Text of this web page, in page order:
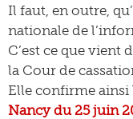
Il faut, en outre,
nationale de
C’est ce que vient
la Cour de
Elle confirme ainsi
Nancy du 25 juin